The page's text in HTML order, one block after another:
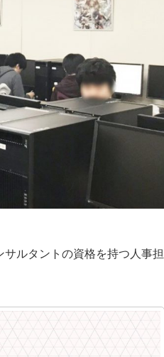
ルタントの資格を持つ人事担